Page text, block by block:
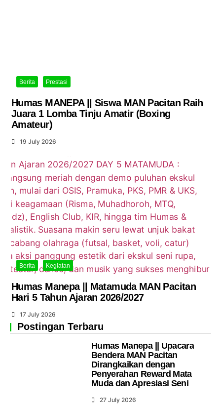
Berita Prestasi
Humas MANEPA || Siswa MAN Pacitan Raih
Juara 1 Lomba Tinju Amatir (Boxing
Amateur)
19 July 2026
Berita Kegiatan
Humas Manepa || Matamuda MAN Pacitan
Hari 5 Tahun Ajaran 2026/2027
17 July 2026
Postingan Terbaru
Humas Manepa || Upacara
Bendera MAN Pacitan
Dirangkaikan dengan
Penyerahan Reward Mata
Muda dan Apresiasi Seni
27 July 2026